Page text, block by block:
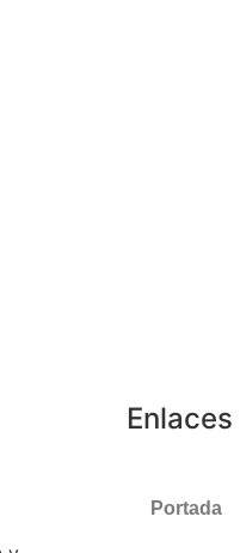
Enlaces
Portada